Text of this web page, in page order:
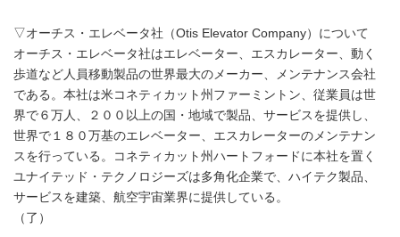
▽オーチス・エレベータ社（Otis Elevator Company）について
オーチス・エレベータ社はエレベーター、エスカレーター、動く
歩道など人員移動製品の世界最大のメーカー、メンテナンス会社
である。本社は米コネティカット州ファーミントン、従業員は世
界で６万人、２００以上の国・地域で製品、サービスを提供し、
世界で１８０万基のエレベーター、エスカレーターのメンテナン
スを行っている。コネティカット州ハートフォードに本社を置く
ユナイテッド・テクノロジーズは多角化企業で、ハイテク製品、
サービスを建築、航空宇宙業界に提供している。
（了）